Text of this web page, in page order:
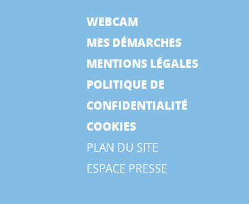
WEBCAM
MES DÉMARCHES
MENTIONS LÉGALES
POLITIQUE DE
CONFIDENTIALITÉ
COOKIES
PLAN DU SITE
ESPACE PRESSE